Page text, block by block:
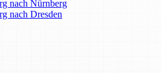
nach Nürnberg
nach Dresden